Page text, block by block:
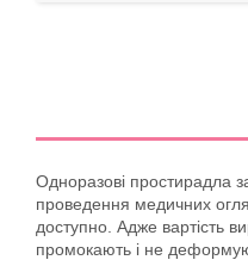
Одноразові простирадла
проведення медичних
доступно. Адже вартість
промокають і не